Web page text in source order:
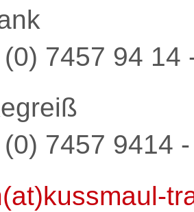
7457 94 14
7457 9414